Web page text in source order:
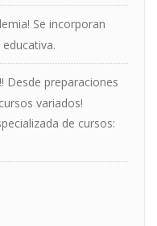
Se incorporan
Desde preparaciones
variados!
de cursos: